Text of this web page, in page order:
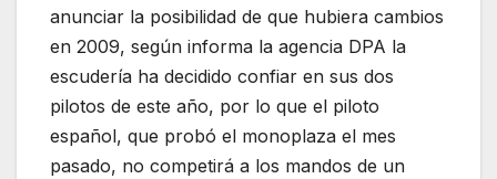
anunciar la posibilidad de que hubiera cambios
en 2009, según informa la agencia DPA la
escudería ha decidido confiar en sus dos
pilotos de este año, por lo que el piloto
español, que probó el monoplaza el mes
pasado, no competirá a los mandos de un